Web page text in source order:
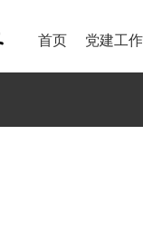
首页 党建工作